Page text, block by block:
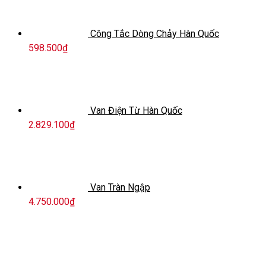
Công Tắc Dòng Chảy Hàn Quốc
598.500₫
Van Điện Từ Hàn Quốc
2.829.100₫
Van Tràn Ngập
4.750.000₫